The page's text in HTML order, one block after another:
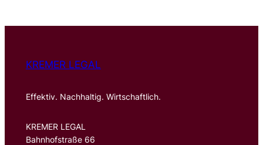
n
KREMER LEGAL
Effektiv. Nachhaltig. Wirtschaftlich.
KREMER LEGAL
Bahnhofstraße 66